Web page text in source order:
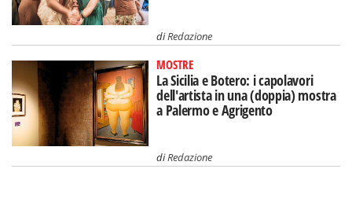
diRedazione
MOSTRE
La Sicilia e Botero: i capolavori
dell'artista in una (doppia) mostra
a Palermo e Agrigento
diRedazione